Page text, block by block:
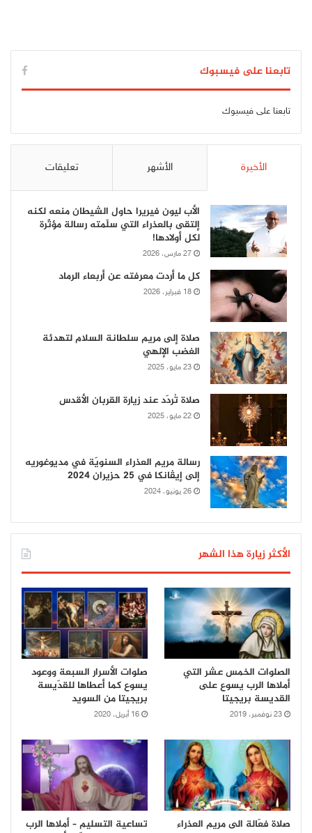
تابعنا على فيسبوك
تابعنا على فيسبوك
الأخيرة الأشهر تعليقات
الأب ليون فيريرا حاول الشيطان منعه لكنه
إلتقى بالعذراء التي سلّمته رسالة مؤثّرة
لكل أولادها!
27 مارس، 2026
كل ما أردت معرفته عن أربعاء الرماد
18 فبراير، 2026
صلاة إلى مريم سلطانة السلام لتهدئة
الغضب الإلهي
23 مايو، 2025
صلاة تُردّد عند زيارة القربان الأقدس
22 مايو، 2025
رسالة مريم العذراء السنويّة في مديوغوريه
إلى إيڤانكا في 25 حزيران 2024
26 يونيو، 2024
الأكثر زيارة هذا الشهر
الصلوات الخمس عشر التي
أملاها الرب يسوع على
القديسة بريجيتا
23 نوفمبر، 2019
صلوات الأسرار السبعة ووعود
يسوع كما أعطاها للقدّيسة
بريجيتا من السويد
16 أبريل، 2020
صلاة فعّالة الى مريم العذراء
تساعية التسليم – أملاها الرب